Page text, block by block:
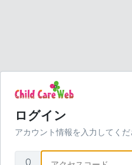
ログイン
アカウント情報を入力してくだ